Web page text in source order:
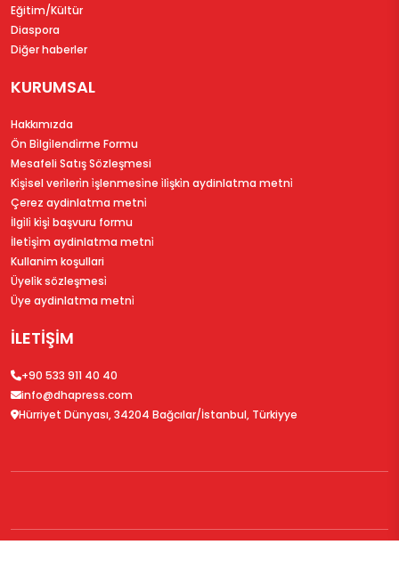
Eğitim/Kültür
Diaspora
Diğer haberler
KURUMSAL
Hakkımızda
Ön Bi̇lgi̇lendi̇rme Formu
Mesafeli Satış Sözleşmesi
Ki̇şi̇sel veri̇leri̇n i̇şlenmesi̇ne i̇li̇şki̇n aydinlatma metni̇
Çerez aydinlatma metni̇
İlgi̇li̇ ki̇şi̇ başvuru formu
İleti̇şi̇m aydinlatma metni̇
Kullanim koşullari
Üyeli̇k sözleşmesi̇
Üye aydinlatma metni̇
İLETİŞİM
+90 533 911 40 40
info@dhapress.com
Hürriyet Dünyası, 34204 Bağcılar/İstanbul, Türkiyye